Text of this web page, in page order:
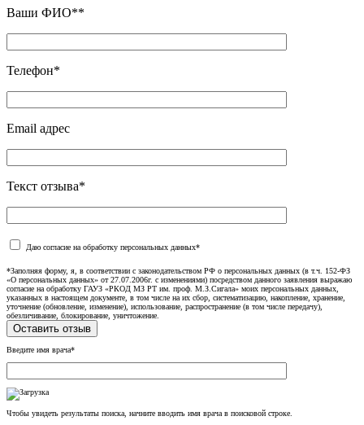
Ваши ФИО**
Телефон*
Email адрес
Текст отзыва*
Даю согласие на обработку персональных данных*
*Заполняя форму, я, в соответствии с законодательством РФ о персональных данных (в т.ч. 152-ФЗ
«О персональных данных» от 27.07.2006г. с изменениями) посредством данного заявления выражаю
согласие на обработку ГАУЗ «РКОД МЗ РТ им. проф. М.З.Сигала» моих персональных данных,
указанных в настоящем документе, в том числе на их сбор, систематизацию, накопление, хранение,
уточнение (обновление, изменение), использование, распространение (в том числе передачу),
обезличивание, блокирование, уничтожение.
Введите имя врача*
Чтобы увидеть результаты поиска, начните вводить имя врача в поисковой строке.